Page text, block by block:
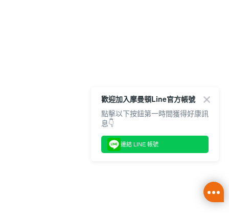
歡迎加入摩曼頓Line官方帳號
點擊以下按鈕第一時間獲得好康訊
息👇
連結 LINE 帳號